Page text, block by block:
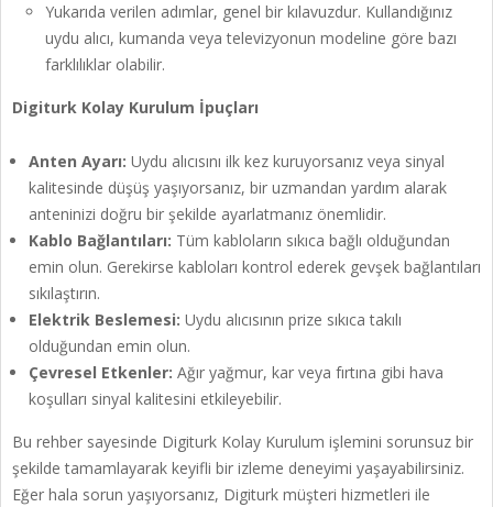
Yukarıda verilen adımlar, genel bir kılavuzdur. Kullandığınız
uydu alıcı, kumanda veya televizyonun modeline göre bazı
farklılıklar olabilir.
Digiturk Kolay Kurulum İpuçları
Anten Ayarı: Uydu alıcısını ilk kez kuruyorsanız veya sinyal
kalitesinde düşüş yaşıyorsanız, bir uzmandan yardım alarak
anteninizi doğru bir şekilde ayarlatmanız önemlidir.
Kablo Bağlantıları: Tüm kabloların sıkıca bağlı olduğundan
emin olun. Gerekirse kabloları kontrol ederek gevşek bağlantıları
sıkılaştırın.
Elektrik Beslemesi: Uydu alıcısının prize sıkıca takılı
olduğundan emin olun.
Çevresel Etkenler: Ağır yağmur, kar veya fırtına gibi hava
koşulları sinyal kalitesini etkileyebilir.
Bu rehber sayesinde Digiturk Kolay Kurulum işlemini sorunsuz bir
şekilde tamamlayarak keyifli bir izleme deneyimi yaşayabilirsiniz.
Eğer hala sorun yaşıyorsanız, Digiturk müşteri hizmetleri ile